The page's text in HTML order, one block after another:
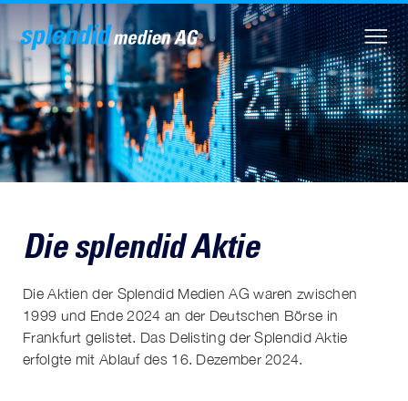
Die splendid Aktie
Die Aktien der Splendid Medien AG waren zwischen
1999 und Ende 2024 an der Deutschen Börse in
Frankfurt gelistet. Das Delisting der Splendid Aktie
erfolgte mit Ablauf des 16. Dezember 2024.